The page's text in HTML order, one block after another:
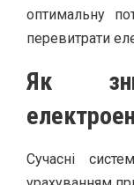
оптимальну
перевитрати
Як
Сучасні